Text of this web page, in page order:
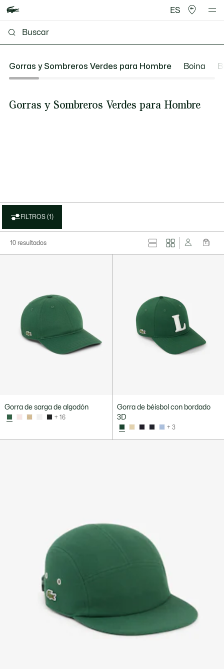
ES
Gorras y Sombreros Verdes para Hombre Boina
Gorras y Sombreros Verdes para Hombre
FILTROS (1)
10 resultados
Gorra de sarga de algodón
+ 16
Gorra de béisbol con bordado
3D
+ 3